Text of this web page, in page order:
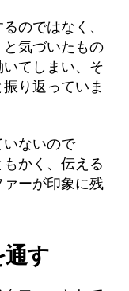
のではなく、
気づいたもの
てしまい、そ
り返っていま
いないので
かく、伝える
ーが印象に残
通す